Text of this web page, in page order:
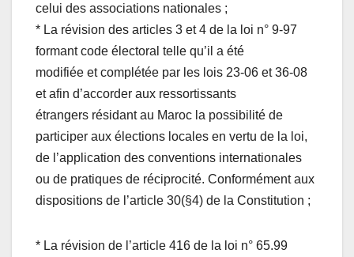
celui des associations nationales ;
* La révision des articles 3 et 4 de la loi n° 9-97
formant code électoral telle qu’il a été
modifiée et complétée par les lois 23-06 et 36-08
et afin d’accorder aux ressortissants
étrangers résidant au Maroc la possibilité de
participer aux élections locales en vertu de la loi,
de l’application des conventions internationales
ou de pratiques de réciprocité. Conformément aux
dispositions de l’article 30(§4) de la Constitution ;
* La révision de l’article 416 de la loi n° 65.99